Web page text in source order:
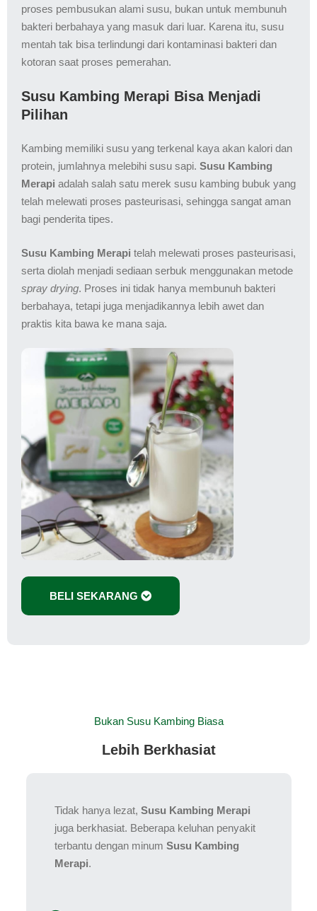
proses pembusukan alami susu, bukan untuk membunuh
bakteri berbahaya yang masuk dari luar. Karena itu, susu
mentah tak bisa terlindungi dari kontaminasi bakteri dan
kotoran saat proses pemerahan.
Susu Kambing Merapi Bisa Menjadi
Pilihan
Kambing memiliki susu yang terkenal kaya akan kalori dan
protein, jumlahnya melebihi susu sapi. Susu Kambing
Merapi adalah salah satu merek susu kambing bubuk yang
telah melewati proses pasteurisasi, sehingga sangat aman
bagi penderita tipes.
Susu Kambing Merapi telah melewati proses pasteurisasi,
serta diolah menjadi sediaan serbuk menggunakan metode
spray drying. Proses ini tidak hanya membunuh bakteri
berbahaya, tetapi juga menjadikannya lebih awet dan
praktis kita bawa ke mana saja.
BELI SEKARANG
Bukan Susu Kambing Biasa
Lebih Berkhasiat
Tidak hanya lezat, Susu Kambing Merapi
juga berkhasiat. Beberapa keluhan penyakit
terbantu dengan minum Susu Kambing
Merapi.